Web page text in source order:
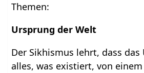
Themen:
Ursprung der Welt
Der Sikhismus lehrt, dass
alles, was existiert, von